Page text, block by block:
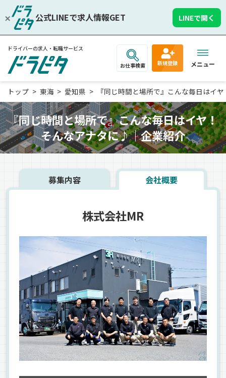
公式LINEで求人情報GET LINEで開く
ドライバーの求人・転職サービス
お仕事検索 新規登録 メニュー
トップ 東海 愛知県 『同じ時間と場所で』こんな毎日はイ
『同じ時間と場所で』こんな毎日はイヤ！
そんなアナタに♪｜企業紹介
募集内容 会社概要
株式会社MR